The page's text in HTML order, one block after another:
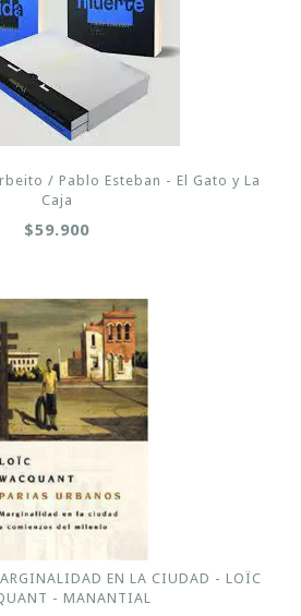
/ Pablo Esteban - El Gato y La
Caja
$59.900
EN LA CIUDAD - LOÏC
- MANANTIAL